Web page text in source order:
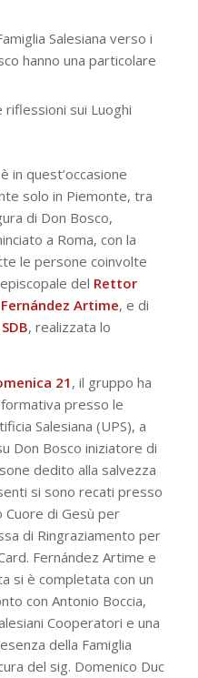
Salesiana verso i
hanno una particolare
sui Luoghi
in quest’occasione
solo in Piemonte, tra
di Don Bosco,
a Roma, con la
le persone coinvolte
del Rettor
Artime, e di
, realizzata lo
21, il gruppo ha
presso le
Salesiana (UPS), a
Don Bosco iniziatore di
dedito alla salvezza
si sono recati presso
Cuore di Gesù per
di Ringraziamento per
Fernández Artime e
si è completata con un
con Antonio Boccia,
Cooperatori e una
della Famiglia
del sig. Domenico Duc